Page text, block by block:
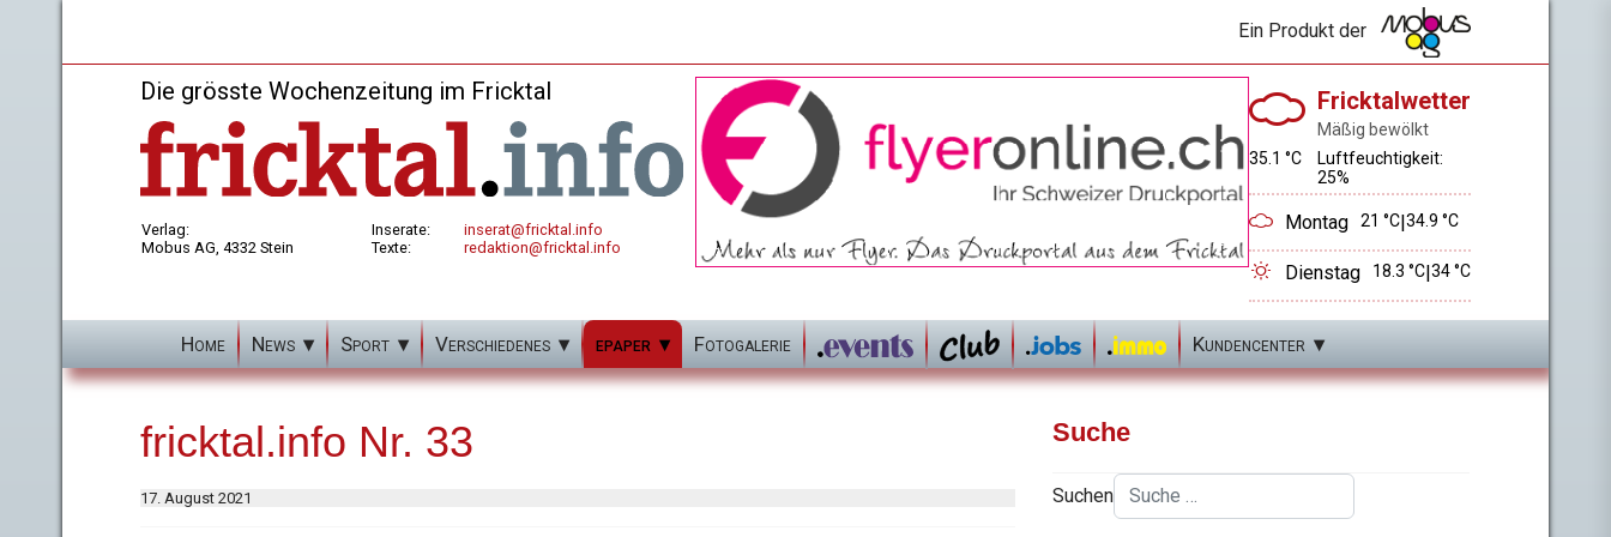
Ein Produkt der
Die grösste Wochenzeitung im Fricktal
Verlag:
Mobus AG, 4332 Stein
Inserate:
Texte:
inserat@fricktal.info
redaktion@fricktal.info
Fricktalwetter
Mäßig bewölkt
35.1 °C
Luftfeuchtigkeit:
25%
Montag 21 °C|34.9 °C
Dienstag 18.3 °C|34 °C
Home News Sport Verschiedenes epaper Fotogalerie Kundencenter
fricktal.info Nr. 33
17. August 2021
Suche
Suchen